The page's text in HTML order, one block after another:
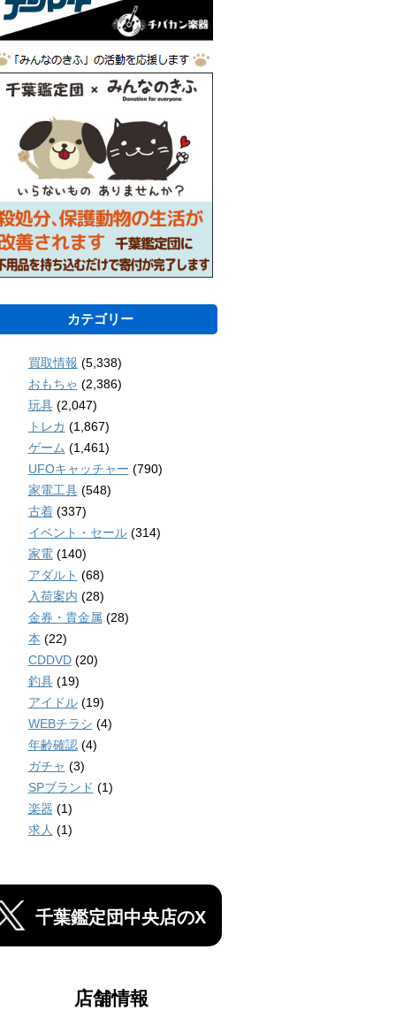
カテゴリー
買取情報 (5,338)
おもちゃ (2,386)
玩具(2,047)
トレカ (1,867)
ゲーム (1,461)
UFOキャッチャー (790)
家電工具(548)
古着(337)
イベント・セール(314)
家電(140)
アダルト (68)
入荷案内 (28)
金券・貴金属 (28)
本 (22)
CDDVD(20)
釣具(19)
アイドル(19)
WEBチラシ (4)
年齢確認(4)
ガチャ (3)
SPブランド (1)
楽器 (1)
求人 (1)
千葉鑑定団中央店のX
店舗情報